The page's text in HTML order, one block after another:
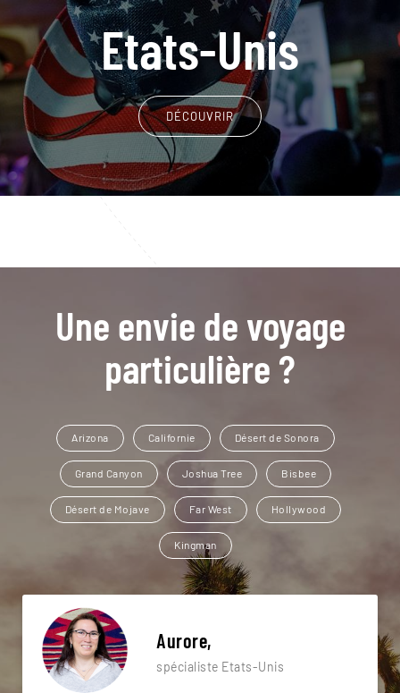
Etats-Unis
DÉCOUVRIR
Une envie de voyage
particulière ?
Arizona Californie Désert de Sonora
Grand Canyon Joshua Tree Bisbee
Désert de Mojave Far West Hollywood
Kingman
Aurore,
spécialiste Etats-Unis